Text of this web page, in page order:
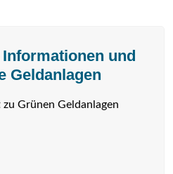
und
Geldanlagen
Grünen Geldanlagen